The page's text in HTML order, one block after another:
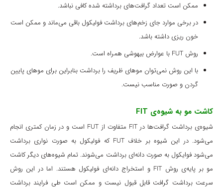
ممکن است تعداد گرافت‌های برداشته شده کافی نباشد.
در برخی موارد جای زخم‌های برداشت فولیکول باقی می‌ماند و ممکن است
خون ریزی داشته باشد.
روش FUT با عوارض بیهوشی همراه است.
با این روش نمی‌توان موهای ظریف را برداشت بنابراین برای موهای پایین
گردن و صورت مناسب نیست.
کاشت مو به شیوه‌ی FIT
شیوه‌ی برداشت گرافت‌ها در FIT متفاوت از FUT است و در زمان کمتری انجام
می‌شود. در این شیوه بر خلاف FUT که فولیکول به صورت نواری برداشت
می‌شود فوایکول به صورت دانه‌ای برداشت می‌شوند. تمام شیوه‌های دیگر کاشت
مو بر پایه‌ی روش FIT و استخراج دانه‌ای فولیکول هستند. اما در این روش
سرعت برداشت گرافت قابل قبول نیست و ممکن است طی فرایند برداشت